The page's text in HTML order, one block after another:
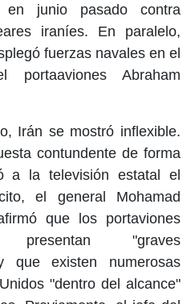
junio pasado contra
iraníes. En paralelo,
fuerzas navales en el
portaaviones Abraham
Irán se mostró inflexible.
contundente de forma
a la televisión estatal el
el general Mohamad
que los portaviones
presentan "graves
que existen numerosas
"dentro del alcance"